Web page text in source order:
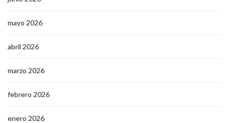
mayo 2026
abril 2026
marzo 2026
febrero 2026
enero 2026